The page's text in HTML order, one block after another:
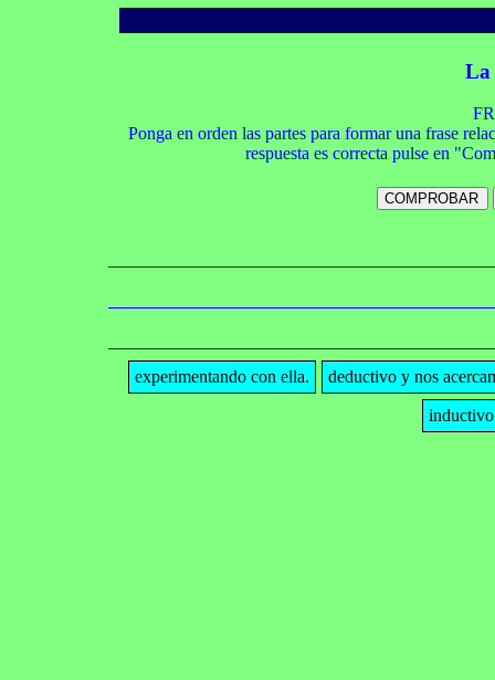
La
Ponga en orden las partes para formar una frase
respuesta es correcta pulse en
experimentando con ella. deductivo y nos